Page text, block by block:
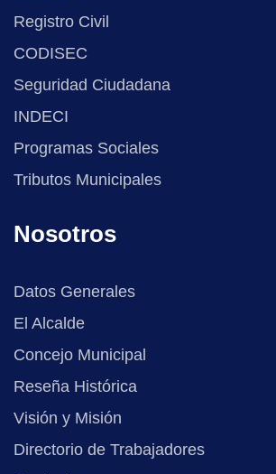
Registro Civil
CODISEC
Seguridad Ciudadana
INDECI
Programas Sociales
Tributos Municipales
Nosotros
Datos Generales
El Alcalde
Concejo Municipal
Reseña Histórica
Visión y Misión
Directorio de Trabajadores